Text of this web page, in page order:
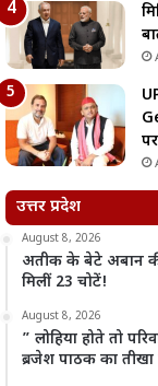
उत्तर प्रदेश
August 8, 2026
अतीक के बेटे अबान की
मिलीं 23 चोटें!
August 8, 2026
” लोहिया होते तो
ब्रजेश पाठक का तीखा